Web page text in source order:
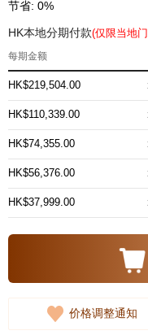
节省: 0%
HK本地分期付款(仅限当地
每期金额
HK$219,504.00
HK$110,339.00
HK$74,355.00
HK$56,376.00
HK$37,999.00
价格调整通知